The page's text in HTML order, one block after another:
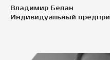
Владимир Белан
Индивидуальный